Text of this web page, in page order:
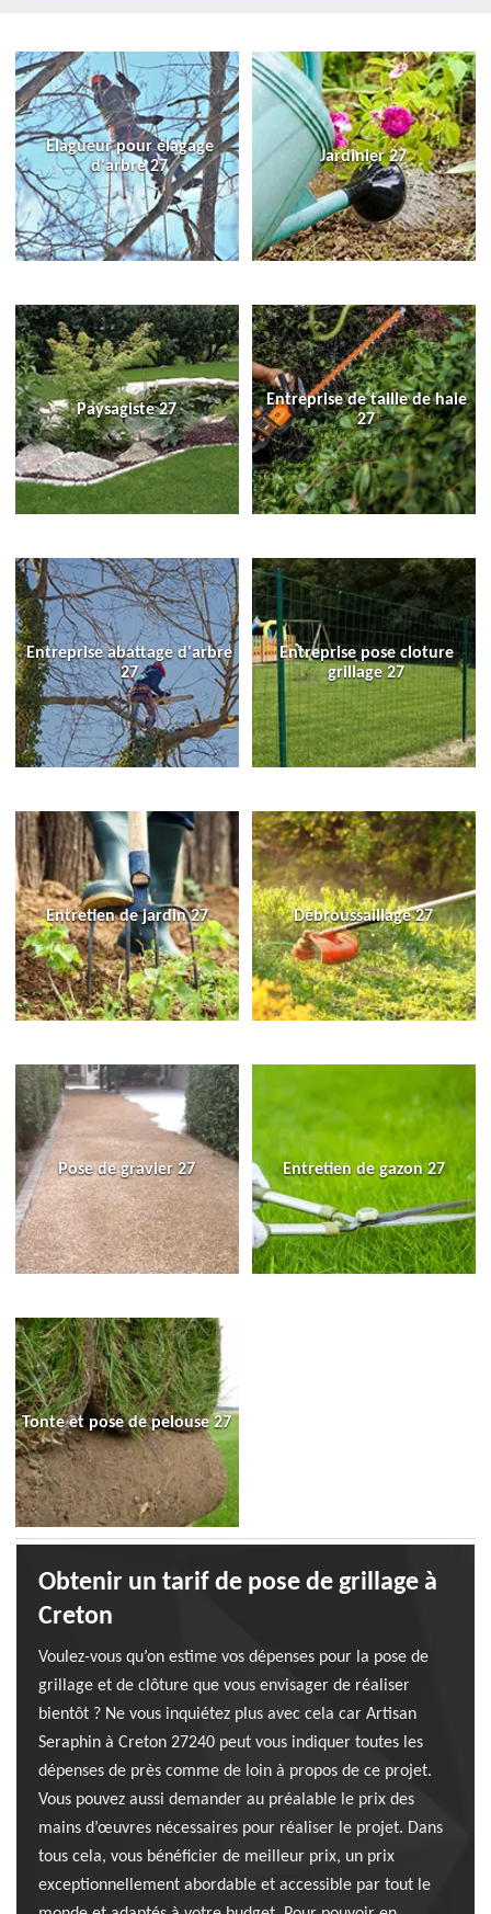
Elagueur pour élagage
d'arbre 27
Jardinier 27
Paysagiste 27
Entreprise de taille de haie
27
Entreprise abattage d'arbre
27
Entreprise pose cloture
grillage 27
Entretien de jardin 27 Débroussaillage 27
Pose de gravier 27 Entretien de gazon 27
Tonte et pose de pelouse 27
Obtenir un tarif de pose de grillage à
Creton
Voulez-vous qu’on estime vos dépenses pour la pose de
grillage et de clôture que vous envisager de réaliser
bientôt ? Ne vous inquiétez plus avec cela car Artisan
Seraphin à Creton 27240 peut vous indiquer toutes les
dépenses de près comme de loin à propos de ce projet.
Vous pouvez aussi demander au préalable le prix des
mains d’œuvres nécessaires pour réaliser le projet. Dans
tous cela, vous bénéficier de meilleur prix, un prix
exceptionnellement abordable et accessible par tout le